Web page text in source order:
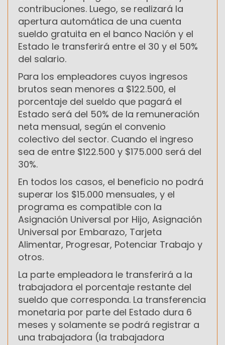
contribuciones. Luego, se realizará la
apertura automática de una cuenta
sueldo gratuita en el banco Nación y el
Estado le transferirá entre el 30 y el 50%
del salario.
Para los empleadores cuyos ingresos
brutos sean menores a $122.500, el
porcentaje del sueldo que pagará el
Estado será del 50% de la remuneración
neta mensual, según el convenio
colectivo del sector. Cuando el ingreso
sea de entre $122.500 y $175.000 será del
30%.
En todos los casos, el beneficio no podrá
superar los $15.000 mensuales, y el
programa es compatible con la
Asignación Universal por Hijo, Asignación
Universal por Embarazo, Tarjeta
Alimentar, Progresar, Potenciar Trabajo y
otros.
La parte empleadora le transferirá a la
trabajadora el porcentaje restante del
sueldo que corresponda. La transferencia
monetaria por parte del Estado dura 6
meses y solamente se podrá registrar a
una trabajadora (la trabajadora